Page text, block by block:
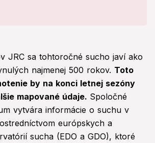
JRC sa tohtoročné sucho javí ako
najmenej 500 rokov. Toto
by na konci letnej sezóny
mapované údaje. Spoločné
vytvára informácie o suchu v
európskych a
sucha (EDO a GDO), ktoré